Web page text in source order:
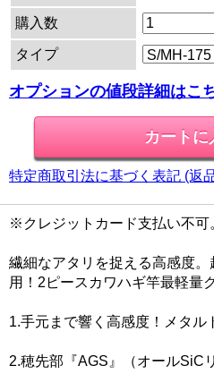
購入数
タイプ
オプションの値段詳細はこ
特定商取引法に基づく表記 (返
※クレジットカード支払い不
繊細なアタリを捉える高感度
用！2ピースカワハギ竿最軽量
1.手元まで響く高感度！メタル
2.穂先部『AGS』（オールSiC